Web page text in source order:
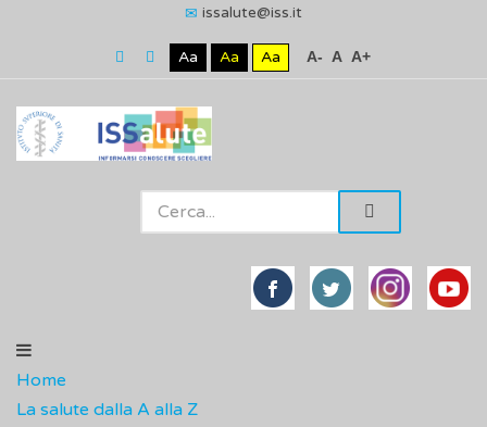
issalute@iss.it
Aa Aa Aa A- A A+
Home
La salute dalla A alla Z